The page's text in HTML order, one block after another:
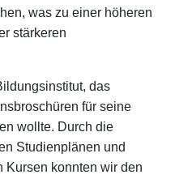
was zu einer höheren
stärkeren
das
für seine
wollte. Durch die
Studienplänen und
Kursen konnten wir den